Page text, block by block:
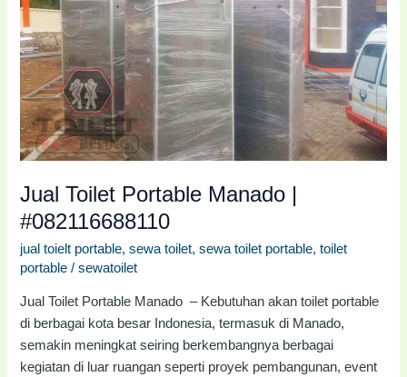
Jual Toilet Portable Manado |
#082116688110
jual toielt portable,sewa toilet,sewa toilet portable,toilet
portable /sewatoilet
Jual Toilet Portable Manado – Kebutuhan akan toilet portable
di berbagai kota besar Indonesia, termasuk di Manado,
semakin meningkat seiring berkembangnya berbagai
kegiatan di luar ruangan seperti proyek pembangunan, event
Portable
Manado
|
#082116688110